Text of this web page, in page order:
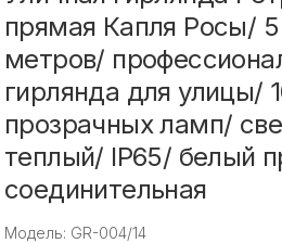
прямая Капля Росы/ 5
метров/
гирлянда для улицы/
прозрачных ламп/
теплый/ IP65/ белый
соединительная
Модель: GR-004/14